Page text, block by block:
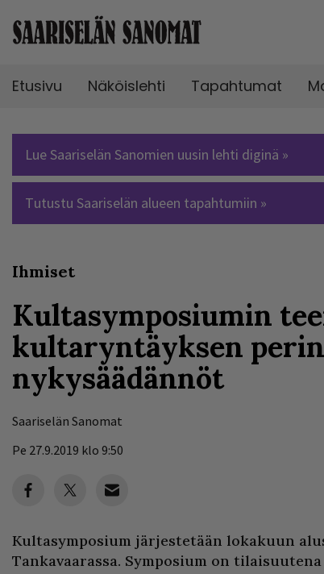
Etusivu Näköislehti Tapahtumat
Lue Saariselän Sanomien uusin lehti diginä »
Tutustu Saariselän alueen tapahtumiin »
Ihmiset
Kultasymposiumin
kultaryntäyksen
nykysäädännöt
Saariselän Sanomat
Pe 27.9.2019 klo 9:50
Kultasymposium järjestetään lokakuun
Tankavaarassa. Symposium on